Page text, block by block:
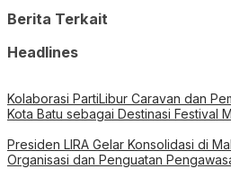
Berita Terkait
Headlines
Kolaborasi PartiLibur Caravan dan
Kota Batu sebagai Destinasi Festival
Presiden LIRA Gelar Konsolidasi di
Organisasi dan Penguatan